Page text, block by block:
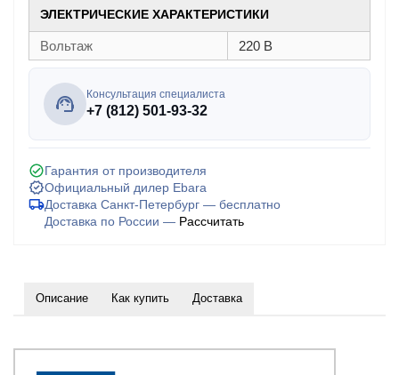
ЭЛЕКТРИЧЕСКИЕ ХАРАКТЕРИСТИКИ
Вольтаж 220 В
Консультация специалиста
+7 (812) 501-93-32
Гарантия от производителя
Официальный дилер Ebara
Доставка Санкт-Петербург — бесплатно
Доставка по России — Рассчитать
Описание Как купить Доставка